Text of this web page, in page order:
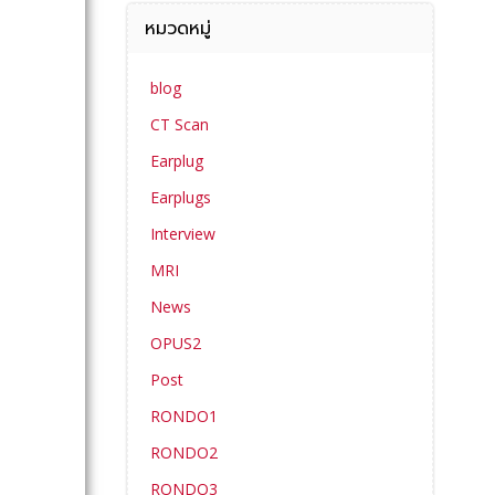
หมวดหมู่
blog
CT Scan
Earplug
Earplugs
Interview
MRI
News
OPUS2
Post
RONDO1
RONDO2
RONDO3